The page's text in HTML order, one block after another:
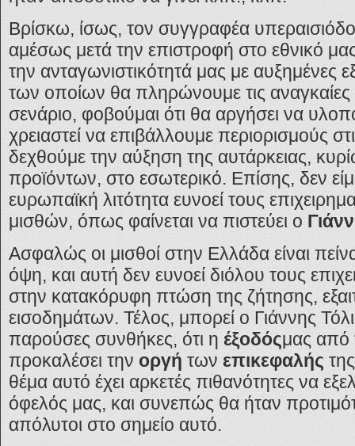
Βρίσκω, ίσως, τον συγγραφέα
αμέσως μετά την επιστροφή στο εθνικό
την ανταγωνιστικότητά μας με αυξημένες
των οποίων θα πληρώνουμε τις
σενάριο, φοβούμαι ότι θα αργήσει να
χρειαστεί να επιβάλλουμε περιορισμούς
δεχθούμε την αύξηση της αυτάρκειας,
προϊόντων, στο εσωτερικό. Επίσης, δεν
ευρωπαϊκή λιτότητα ευνοεί τους
μισθών, όπως φαίνεται να πιστεύει ο
Ασφαλώς οι μισθοί στην Ελλάδα είναι
όψη, και αυτή δεν ευνοεί διόλου τους
στην κατακόρυφη πτώση της ζήτησης,
εισοδημάτων. Τέλος, μπορεί ο Γιάννης
παρούσες συνθήκες, ότι η έξοδόςμας από
προκαλέσει την οργή των επικεφαλής
θέμα αυτό έχει αρκετές πιθανότητες να
όφελός μας, και συνεπώς θα ήταν
απόλυτοι στο σημείο αυτό.